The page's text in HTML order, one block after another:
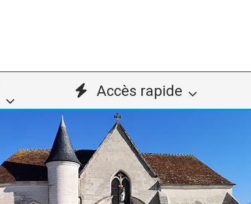
Accès rapide